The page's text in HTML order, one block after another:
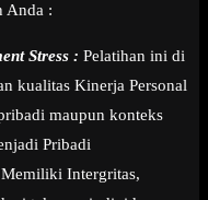
Anda :
Stress : Pelatihan ini di
kualitas Kinerja Personal
maupun konteks
Pribadi
Intergritas,